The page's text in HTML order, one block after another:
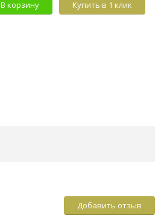
В корзину Купить в 1 клик
Добавить отзыв